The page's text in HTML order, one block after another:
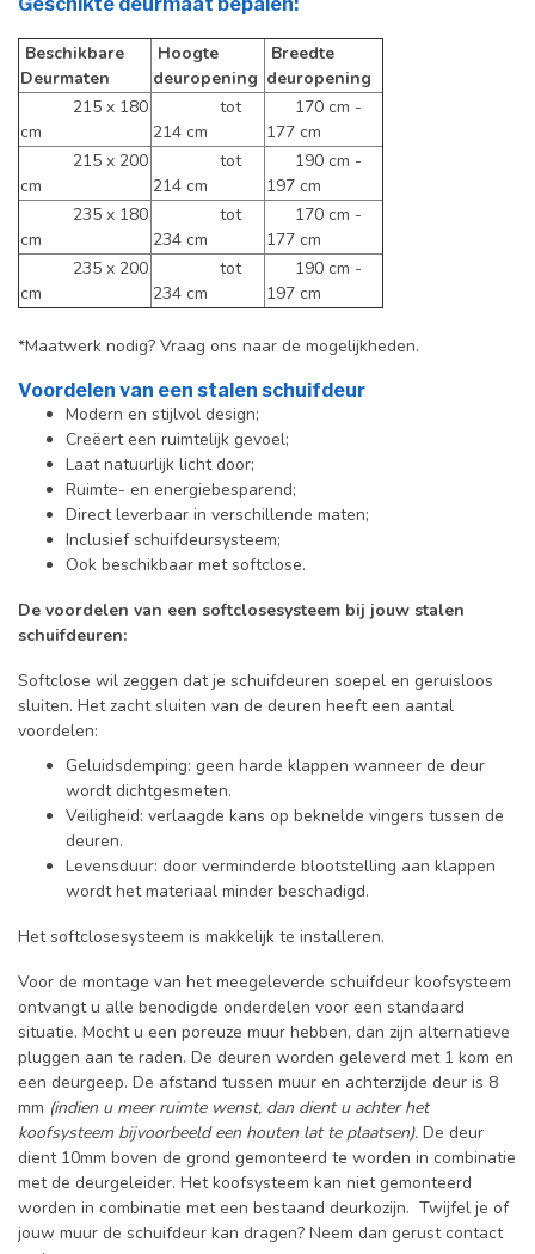
Geschikte deurmaat bepalen:
Beschikbare
Deurmaten
Hoogte
deuropening
Breedte
deuropening
215 x 180
cm
tot
214 cm
170 cm -
177 cm
215 x 200
cm
tot
214 cm
190 cm -
197 cm
235 x 180
cm
tot
234 cm
170 cm -
177 cm
235 x 200
cm
tot
234 cm
190 cm -
197 cm
*Maatwerk nodig? Vraag ons naar de mogelijkheden.
Voordelen van een stalen schuifdeur
Modern en stijlvol design;
Creëert een ruimtelijk gevoel;
Laat natuurlijk licht door;
Ruimte- en energiebesparend;
Direct leverbaar in verschillende maten;
Inclusief schuifdeursysteem;
Ook beschikbaar met softclose.
De voordelen van een softclosesysteem bij jouw stalen
schuifdeuren:
Softclose wil zeggen dat je schuifdeuren soepel en geruisloos
sluiten. Het zacht sluiten van de deuren heeft een aantal
voordelen:
Geluidsdemping: geen harde klappen wanneer de deur
wordt dichtgesmeten.
Veiligheid: verlaagde kans op beknelde vingers tussen de
deuren.
Levensduur: door verminderde blootstelling aan klappen
wordt het materiaal minder beschadigd.
Het softclosesysteem is makkelijk te installeren.
Voor de montage van het meegeleverde schuifdeur koofsysteem
ontvangt u alle benodigde onderdelen voor een standaard
situatie. Mocht u een poreuze muur hebben, dan zijn alternatieve
pluggen aan te raden. De deuren worden geleverd met 1 kom en
een deurgeep. De afstand tussen muur en achterzijde deur is 8
mm (indien u meer ruimte wenst, dan dient u achter het
koofsysteem bijvoorbeeld een houten lat te plaatsen). De deur
dient 10mm boven de grond gemonteerd te worden in combinatie
met de deurgeleider. Het koofsysteem kan niet gemonteerd
worden in combinatie met een bestaand deurkozijn. Twijfel je of
jouw muur de schuifdeur kan dragen? Neem dan gerust contact